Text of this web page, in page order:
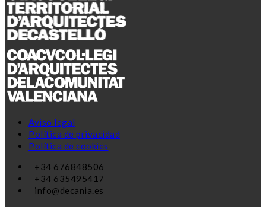
Aviso legal
Política de privacidad
Política de cookies
+34 676848506
+34 635495417
info@decania.es